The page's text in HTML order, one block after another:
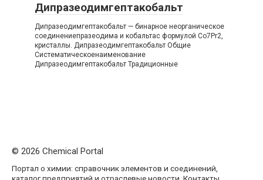
Дипразеодимгептакобальт
Дипразеодимгептакобальт — бинарное неорганическое
соединениепразеодима и кобальтас формулой Co7Pr2,
кристаллы. Дипразеодимгептакобальт Общие
Систематическоенаименование
Дипразеодимгептакобальт Традиционные
© 2026 Chemical Portal
Портал о химии: справочник элементов и соединений,